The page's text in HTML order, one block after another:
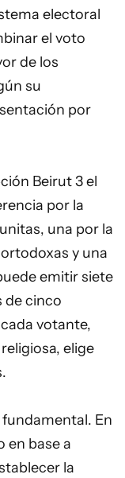
electoral
el voto
de los
su
por
Beirut 3 el
por la
una por la
y una
emitir siete
de cinco
votante,
elige
En
en base a
la